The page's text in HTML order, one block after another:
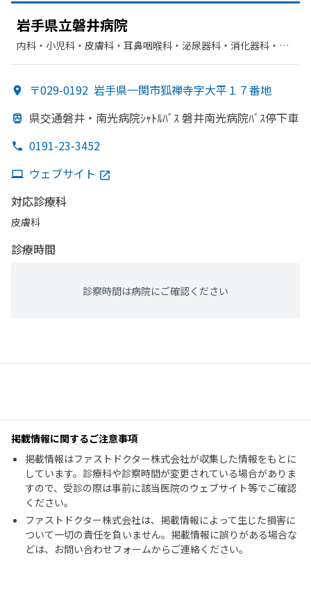
岩手県立磐井病院
内科・​小児科・​皮膚科・​耳鼻咽喉科・​泌尿器科・​消化器科・​呼
科・​眼科・​救急科・​リハビリテーション・​放射線科・​麻酔科・​
〒029-0192 岩手県一関市狐禅寺字大平１７番地
県交通磐井・南光病院ｼｬﾄﾙﾊﾞｽ 磐井南光病院ﾊﾞｽ停下車
0191-23-3452
ウェブサイト
対応診療科
皮膚科
診療時間
診察時間は病院にご確認ください
掲載情報に関するご注意事項
掲載情報はファストドクター株式会社が収集した情報をもとに
しています。診療科や診察時間が変更されている場合がありま
すので、受診の際は事前に該当医院のウェブサイト等でご確認
ください。
ファストドクター株式会社は、掲載情報によって生じた損害に
ついて一切の責任を負いません。掲載情報に誤りがある場合な
どは、お問い合わせフォームからご連絡ください。